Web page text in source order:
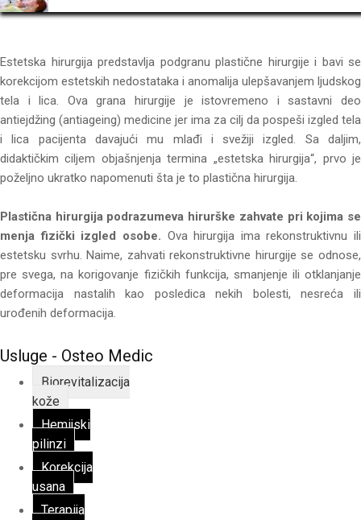
Estetska hirurgija predstavlja podgranu plastične hirurgije i bavi se
korekcijom estetskih nedostataka i anomalija ulepšavanjem ljudskog
tela i lica. Ova grana hirurgije je istovremeno i sastavni deo
antiejdžing (antiageing) medicine jer ima za cilj da pospeši izgled tela
i lica pacijenta davajući mu mlađi i svežiji izgled. Sa daljim,
didaktičkim ciljem objašnjenja termina „estetska hirurgija“, prvo je
poželjno ukratko napomenuti šta je to plastična hirurgija.
Plastična hirurgija podrazumeva hirurške zahvate pri kojima se
menja fizički izgled osobe. Ova hirurgija ima rekonstruktivnu ili
estetsku svrhu. Naime, zahvati rekonstruktivne hirurgije se odnose,
pre svega, na korigovanje fizičkih funkcija, smanjenje ili otklanjanje
deformacija nastalih kao posledica nekih bolesti, nesreća ili
urođenih deformacija.
Usluge - Osteo Medic
Biorevitalizacija
kože
Hemijski
pilinzi
Korekcija
usana
Terapija